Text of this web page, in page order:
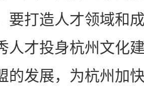
要打造人才领域和
人才投身杭州文化
的发展，为杭州加